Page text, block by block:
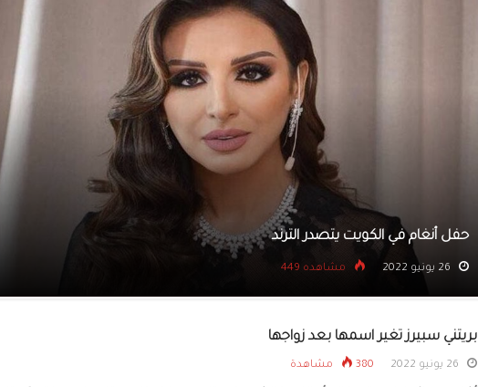
جامعة ترفض سحب الدكتوراة من موسوليني
26 يونيو 2022 مشاهده 392
بريتني سبيرز تغير اسمها بعد زواجها
380 مشاهدة
يتسللون إلى بنك عبر نفق